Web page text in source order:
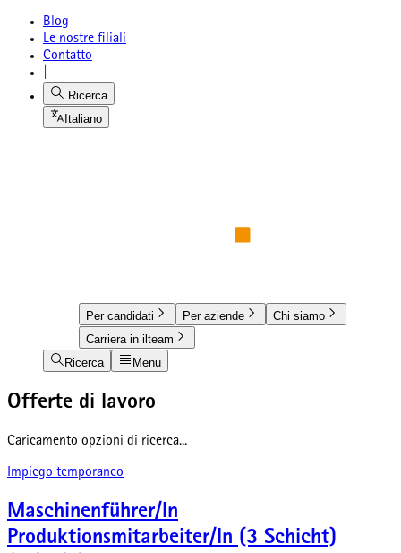
Blog
Le nostre filiali
Contatto
Ricerca
Italiano
Per candidati Per aziende
Chi siamo
Carriera in ilteam
Ricerca
Menu
Offerte di lavoro
Caricamento opzioni di ricerca...
Impiego temporaneo
Maschinenführer/In
Produktionsmitarbeiter/In (3 Schicht)